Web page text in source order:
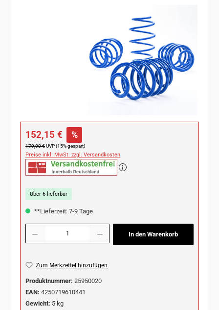
Verkaufspreis:
152,15 € %
Regulärer Preis:
179,00 €UVP (15% gespart)
Preise inkl. MwSt. zzgl. Versandkosten
Über 6 lieferbar
**Lieferzeit: 7-9 Tage
Produkt Anzahl: Gib den gewünschten Wert ein oder benutze die Schaltflächen
In den Warenkorb
Zum Merkzettel hinzufügen
Produktnummer: 25950020
EAN: 4250719610441
Gewicht: 5 kg